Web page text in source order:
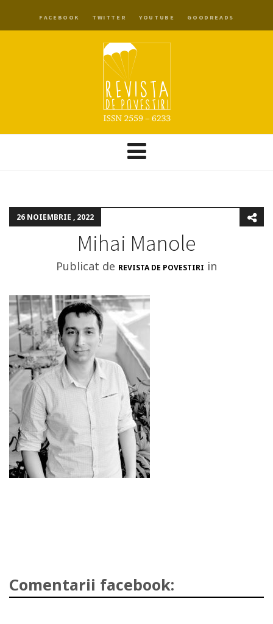
FACEBOOK TWITTER YOUTUBE GOODREADS
26 NOIEMBRIE , 2022
Mihai Manole
Publicat de REVISTA DE POVESTIRI in
Comentarii facebook: